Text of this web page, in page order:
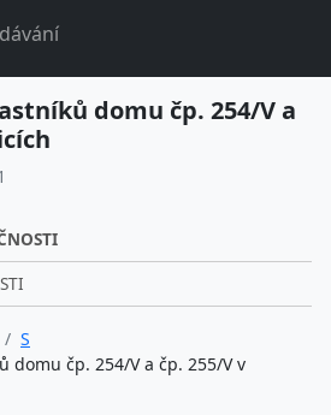
domu čp. 254/V a
S
domu čp. 254/V a čp. 255/V v